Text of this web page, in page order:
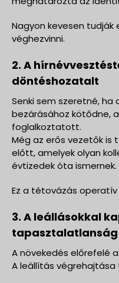
Nagyon kevesen
véghezvinni.
2. A
döntéshozatalt
Senki sem szeretné, ha
bezárásához kötődne,
foglalkoztatott.
Még az erős vezetők is
előtt, amelyek olyan
évtizedek óta ismernek.
Ez a tétovázás
3. A leállásokkal
A növekedés előrefelé
A leállítás